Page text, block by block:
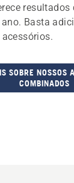
resultados
Basta
SOBRE NOSSOS
COMBINADOS